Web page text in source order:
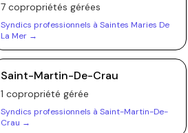
7 copropriétés gérées
Syndics professionnels à Saintes Maries De
La Mer →
Saint-Martin-De-Crau
1 copropriété gérée
Syndics professionnels à Saint-Martin-De-
Crau →